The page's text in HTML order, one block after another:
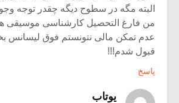
البته مگه در سطوح دیگه چقدر توجه
من فارغ التحصیل کارشناسی موسیقی
عدم تمکن مالی نتونستم فوق لیسانس
قبول شدم!!!
پاسخ
یوتاب